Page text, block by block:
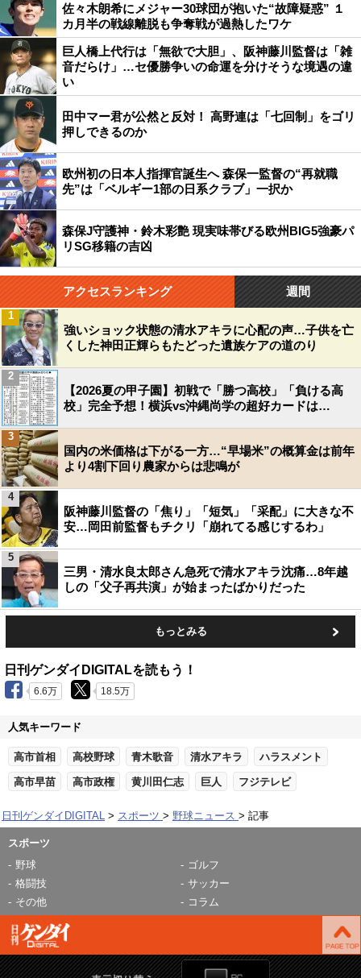
佐々木朗希にメジャー30球団が抱いた“故障疑惑” １
カ月半の戦線離脱も争奪戦が過熱したワケ
巨人橋上代行は「無欲で大胆」、阪神藤川監督は「雑
音だらけ」…セ優勝争いの命運を分けそうな境遇の違
い
田中マー君が公然と反対！ 高野連は「七回制」をゴリ
押しできるのか
欧州初の日本人指揮官誕生へ 森保一監督の“再就職
先”は「ベルギー1部の日系クラブ」一択か
森保J守護神・鈴木彩艶 現実味帯びる欧州BIG5強豪パ
リSG移籍の吉凶
アクセスランキング 週間
強いショック状態の清水アキラに心配の声…子供を亡
くした神田正輝らもたどった遺族ケアの道のり
1
【2026夏の甲子園】初戦で「勝つ高校」「負ける高
校」完全予想！横浜vs沖縄尚学の超好カードは…
2
国内の米価格は下がる一方…“早場米”の概算金は前年
より4割下回り農家からは悲鳴が
3
阪神藤川監督の「焦り」「短気」「采配」に大きな不
安…岡田前監督もチクリ「崩れてる感じするわ」
4
三男・清水良太郎さん急死で清水アキラ沈痛…8年越
しの「父子再共演」が始まったばかりだった
5
もっとみる
日刊ゲンダイDIGITALを読もう！
6.6万 18.5万
人気キーワード
高市首相 高校野球 青木歌音 清水アキラ ハラスメント
高市早苗 高市政権 黄川田仁志 巨人 フジテレビ
日刊ゲンダイDIGITAL スポーツ 野球ニュース 記事
スポーツ
野球
ゴルフ
格闘技
サッカー
その他
コラム